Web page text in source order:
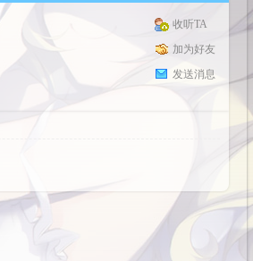
收听TA
加为好友
发送消息